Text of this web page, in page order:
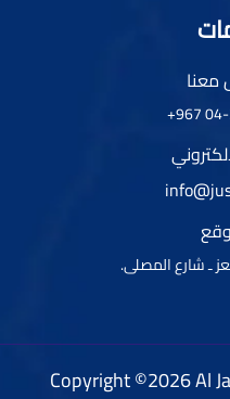
معنا
04-
ـ شارع المصلى.
Copyright ©2026 Al